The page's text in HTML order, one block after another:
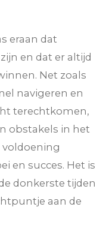
eraan dat
en dat er altijd
Net zoals
navigeren en
terechtkomen,
obstakels in het
voldoening
en succes. Het is
donkerste tijden
aan de